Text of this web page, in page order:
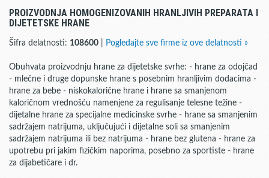
PROIZVODNJA HOMOGENIZOVANIH HRANLJIVIH PREPARATA I
DIJETETSKE HRANE
Šifra delatnosti: 108600 Pogledajte sve firme iz ove delatnosti »
Obuhvata proizvodnju hrane za dijetetske svrhe: - hrane za odojčad
- mlečne i druge dopunske hrane s posebnim hranljivim dodacima -
hrane za bebe - niskokalorične hrane i hrane sa smanjenom
kaloričnom vrednošću namenjene za regulisanje telesne težine -
dijetalne hrane za specijalne medicinske svrhe - hrane sa smanjenim
sadržajem natrijuma, uključujući i dijetalne soli sa smanjenim
sadržajem natrijuma ili bez natrijuma - hrane bez glutena - hrane za
upotrebu pri jakim fizičkim naporima, posebno za sportiste - hrane
za dijabetičare i dr.